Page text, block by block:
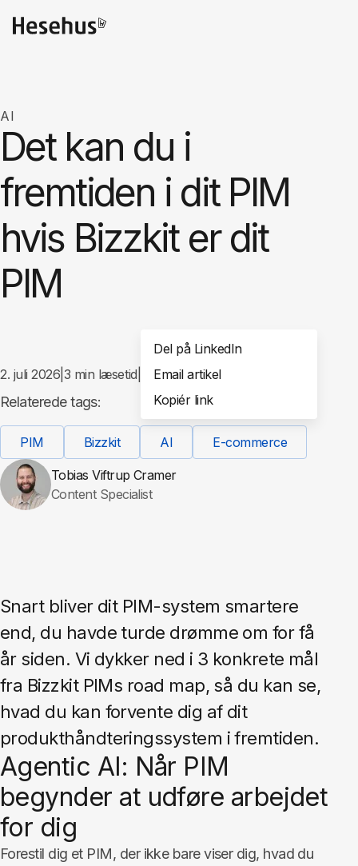
AI
Det kan du i
fremtiden i dit PIM
hvis Bizzkit er dit
PIM
2. juli 2026 3 min læsetid Del
Del på LinkedIn
Email artikel
Kopiér link
Relaterede tags:
PIM Bizzkit AI E-commerce
Tobias Viftrup Cramer
Content Specialist
Snart bliver dit PIM-system smartere
end, du havde turde drømme om for få
år siden. Vi dykker ned i 3 konkrete mål
fra Bizzkit PIMs road map, så du kan se,
hvad du kan forvente dig af dit
produkthåndteringssystem i fremtiden.
Agentic AI: Når PIM
begynder at udføre arbejdet
for dig
Forestil dig et PIM, der ikke bare viser dig, hvad du